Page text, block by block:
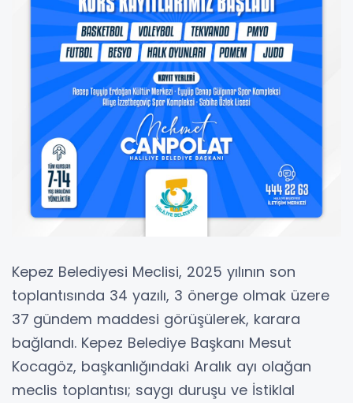
Kepez Belediyesi Meclisi, 2025 yılının son
toplantısında 34 yazılı, 3 önerge olmak üzere
37 gündem maddesi görüşülerek, karara
bağlandı. Kepez Belediye Başkanı Mesut
Kocagöz, başkanlığındaki Aralık ayı olağan
meclis toplantısı; saygı duruşu ve İstiklal